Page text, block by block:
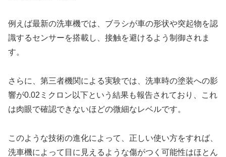
例えば最新の洗車機では、ブラシが車の形状や突起物を認
識するセンサーを搭載し、接触を避けるよう制御されま
す。
さらに、第三者機関による実験では、洗車時の塗装への影
響が0.02ミクロン以下という結果も報告されており、これ
は肉眼で確認できないほどの微細なレベルです。
このような技術の進化によって、正しい使い方をすれば、
洗車機によって目に見えるような傷がつく可能性はほとん